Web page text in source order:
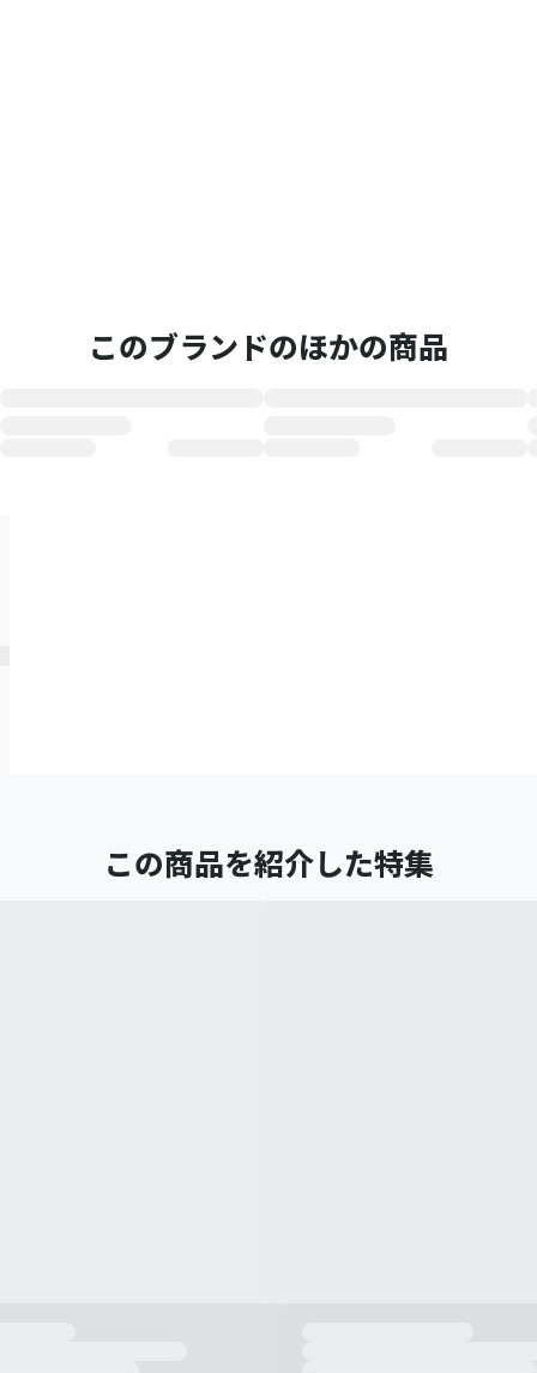
このブランドのほかの商品
この商品を紹介した特集